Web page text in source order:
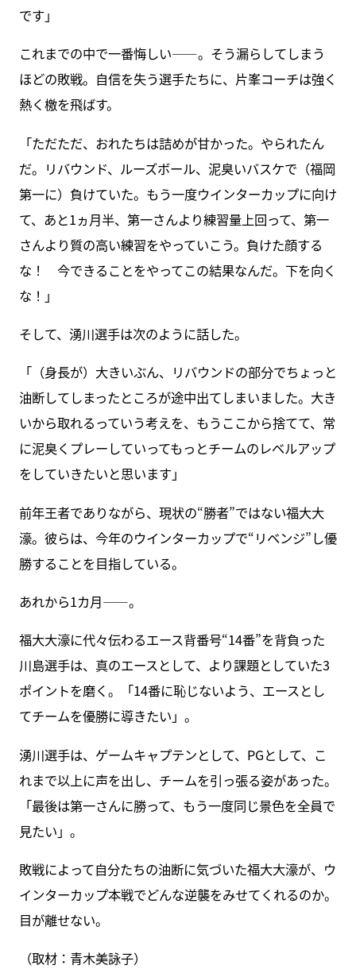
です」
これまでの中で一番悔しい――。そう漏らしてしまう
ほどの敗戦。自信を失う選手たちに、片峯コーチは強く
熱く檄を飛ばす。
「ただただ、おれたちは詰めが甘かった。やられたん
だ。リバウンド、ルーズボール、泥臭いバスケで（福岡
第一に）負けていた。もう一度ウインターカップに向け
て、あと1ヵ月半、第一さんより練習量上回って、第一
さんより質の高い練習をやっていこう。負けた顔する
な！ 今できることをやってこの結果なんだ。下を向く
な！」
そして、湧川選手は次のように話した。
「（身長が）大きいぶん、リバウンドの部分でちょっと
油断してしまったところが途中出てしまいました。大き
いから取れるっていう考えを、もうここから捨てて、常
に泥臭くプレーしていってもっとチームのレベルアップ
をしていきたいと思います」
前年王者でありながら、現状の“勝者”ではない福大大
濠。彼らは、今年のウインターカップで“リベンジ”し優
勝することを目指している。
あれから1カ月――。
福大大濠に代々伝わるエース背番号“14番”を背負った
川島選手は、真のエースとして、より課題としていた3
ポイントを磨く。「14番に恥じないよう、エースとし
てチームを優勝に導きたい」。
湧川選手は、ゲームキャプテンとして、PGとして、こ
れまで以上に声を出し、チームを引っ張る姿があった。
「最後は第一さんに勝って、もう一度同じ景色を全員で
見たい」。
敗戦によって自分たちの油断に気づいた福大大濠が、ウ
インターカップ本戦でどんな逆襲をみせてくれるのか。
目が離せない。
（取材：青木美詠子）